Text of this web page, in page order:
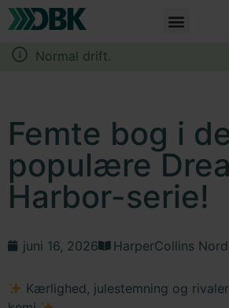
Normal drift.
Femte bog i
populære
Harbor-serie!
juni 16, 2026 HarperCollins
Kærlighed, julestemning og